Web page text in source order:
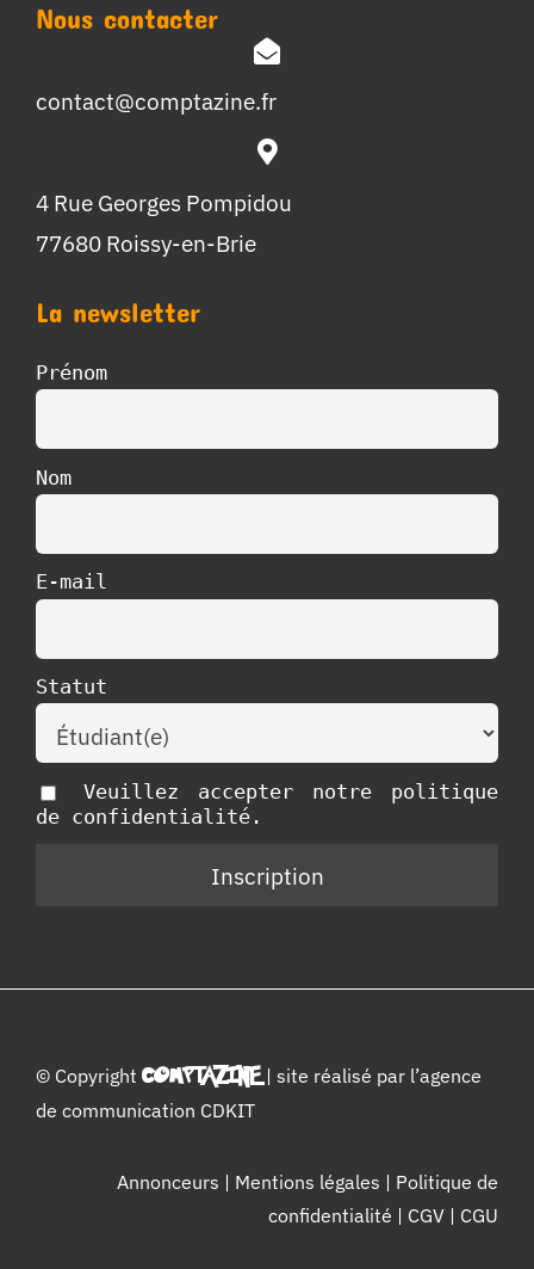
Nous contacter
contact@comptazine.fr
4 Rue Georges Pompidou
77680 Roissy-en-Brie
La newsletter
Prénom
Nom
E-mail
Statut
Veuillez accepter notre politique
de confidentialité.
© Copyright COMPTAZINE| site réalisé par l’agence
de communication CDKIT
Annonceurs | Mentions légales | Politique de
confidentialité | CGV | CGU